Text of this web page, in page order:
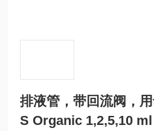
排液管，带回流阀，
S Organic 1,2,5,10 ml